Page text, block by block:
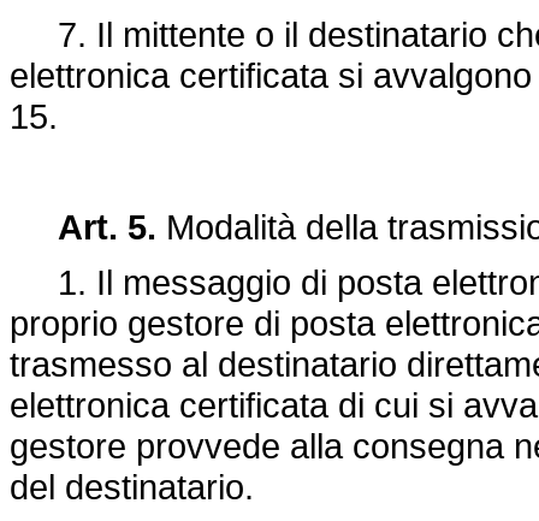
7. Il mittente o il destinatario
elettronica certificata si
15.
Art. 5. Modalità della
1. Il messaggio di posta
proprio gestore di posta
trasmesso al destinatario
elettronica certificata di cui si
gestore provvede alla consegna
del destinatario.